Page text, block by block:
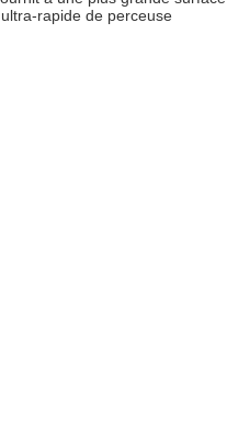
rapide de perceuse